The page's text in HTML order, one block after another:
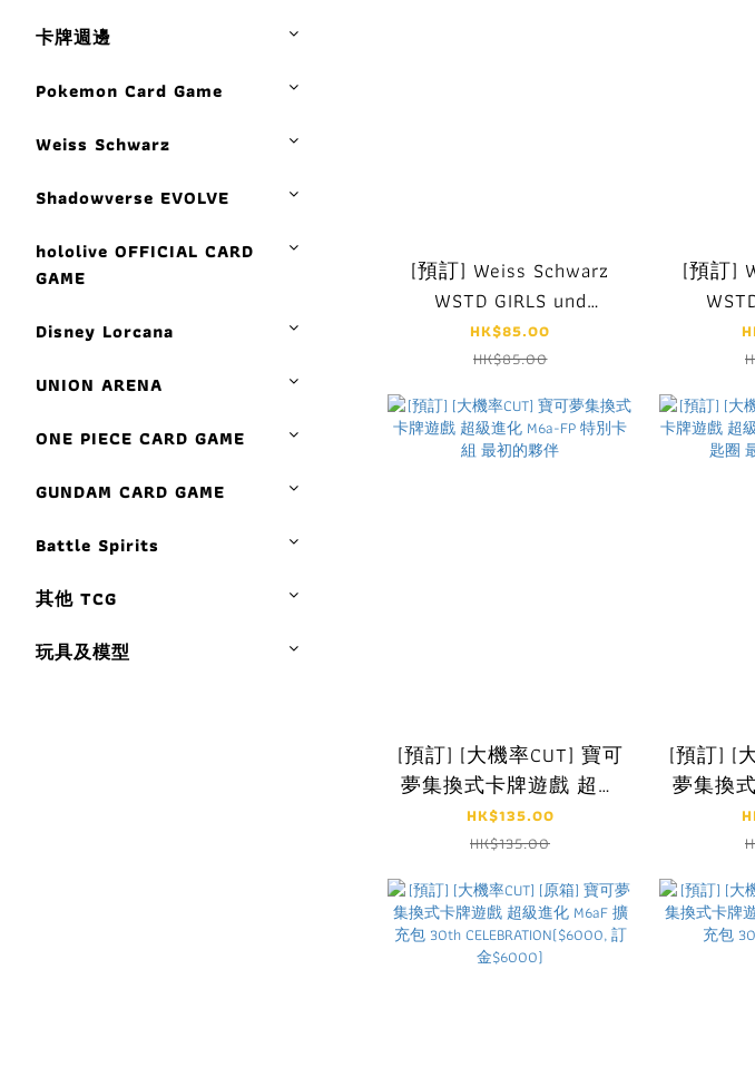
卡牌週邊
Pokemon Card Game
Weiss Schwarz
Shadowverse EVOLVE
hololive OFFICIAL CARD
GAME
Disney Lorcana
UNION ARENA
ONE PIECE CARD GAME
GUNDAM CARD GAME
Battle Spirits
其他 TCG
玩具及模型
[預訂] Weiss Schwarz
WSTD GIRLS und
PANZER Oarai Joshi
HK$85.00
HK$85.00
[預訂]
[預訂] [大機率CUT] 寶可
夢集換式卡牌遊戲 超級
進化 M6a-FP 特別卡組
最初的夥伴
HK$135.00
HK$135.00
[預訂] [
夢集換
進化
圈